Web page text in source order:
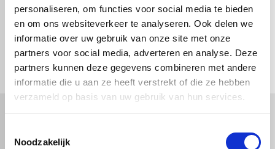
personaliseren, om functies voor social media te bieden
en om ons websiteverkeer te analyseren. Ook delen we
informatie over uw gebruik van onze site met onze
partners voor social media, adverteren en analyse. Deze
partners kunnen deze gegevens combineren met andere
informatie die u aan ze heeft verstrekt of die ze hebben
verzameld op basis van uw gebruik van hun services.
Noodzakelijk
check_circle Vanaf€ 750,-gratis bezorgd
check_circleKlanten geven Vos Kunststoffen een9,0/10na2663 beoordelingen
Kunststof Technische kunststoffen